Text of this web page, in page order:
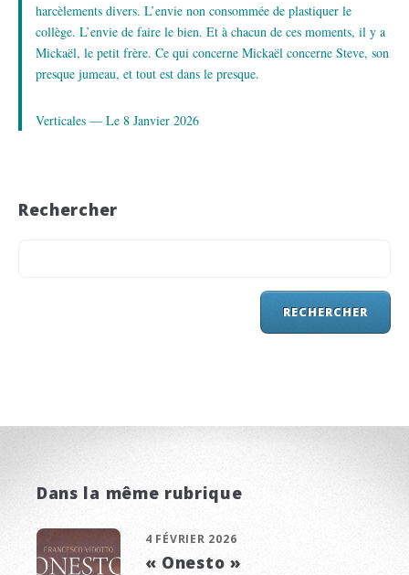
harcèlements divers. L’envie non consommée de plastiquer le
collège. L’envie de faire le bien. Et à chacun de ces moments, il y a
Mickaël, le petit frère. Ce qui concerne Mickaël concerne Steve, son
presque jumeau, et tout est dans le presque.
Verticales — Le 8 Janvier 2026
Rechercher
Dans la même rubrique
4 FÉVRIER 2026
« Onesto »